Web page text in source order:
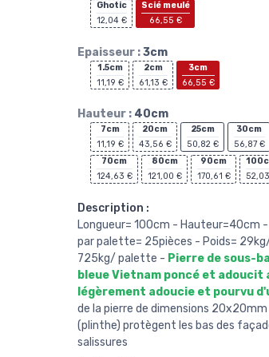
Ghotic
12,04 €
Scié meulé
66,55 €
Epaisseur :3cm
1.5cm
11,19 €
2cm
61,13 €
3cm
66,55 €
Hauteur : 40cm
7cm
11,19 €
20cm
43,56 €
25cm
50,82 €
30cm
56,87 €
70cm
124,63 €
80cm
121,00 €
90cm
170,61 €
Description :
Longueur= 100cm - Hauteur=40cm
par palette= 25pièces - Poids=
725kg/ palette - Pierre de sous-
bleue Vietnam poncé et adoucit
légèrement adoucie et pourvu
de la pierre de dimensions
(plinthe) protègent les bas des
salissures